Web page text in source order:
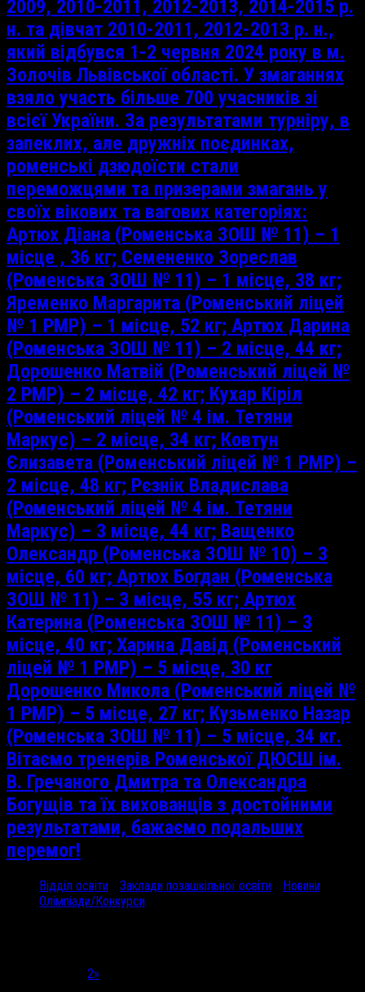
2009, 2010-2011, 2012-2013, 2014-2015 р.
н. та дівчат 2010-2011, 2012-2013 р. н.,
який відбувся 1-2 червня 2024 року в м.
Золочів Львівської області. У змаганнях
взяло участь більше 700 учасників зі
всієї України. За результатами турніру, в
запеклих, але дружніх поєдинках,
роменські дзюдоїсти стали
переможцями та призерами змагань у
своїх вікових та вагових категоріях:
Артюх Діана (Роменська ЗОШ № 11) – 1
місце , 36 кг; Семененко Зореслав
(Роменська ЗОШ № 11) – 1 місце, 38 кг;
Яременко Маргарита (Роменський ліцей
№ 1 РМР) – 1 місце, 52 кг; Артюх Дарина
(Роменська ЗОШ № 11) – 2 місце, 44 кг;
Дорошенко Матвій (Роменський ліцей №
2 РМР) – 2 місце, 42 кг; Кухар Кіріл
(Роменський ліцей № 4 ім. Тетяни
Маркус) – 2 місце, 34 кг; Ковтун
Єлизавета (Роменський ліцей № 1 РМР) –
2 місце, 48 кг; Рєзнік Владислава
(Роменський ліцей № 4 ім. Тетяни
Маркус) – 3 місце, 44 кг; Ващенко
Олександр (Роменська ЗОШ № 10) – 3
місце, 60 кг; Артюх Богдан (Роменська
ЗОШ № 11) – 3 місце, 55 кг; Артюх
Катерина (Роменська ЗОШ № 11) – 3
місце, 40 кг; Харина Давід (Роменський
ліцей № 1 РМР) – 5 місце, 30 кг
Дорошенко Микола (Роменський ліцей №
1 РМР) – 5 місце, 27 кг; Кузьменко Назар
(Роменська ЗОШ № 11) – 5 місце, 34 кг.
Вітаємо тренерів Роменської ДЮСШ ім.
В. Гречаного Дмитра та Олександра
Богущів та їх вихованців з достойними
результатами, бажаємо подальших
перемог!
Відділ освіти Заклади позашкільної освіти Новини
Олімпіади/Конкурси
2»